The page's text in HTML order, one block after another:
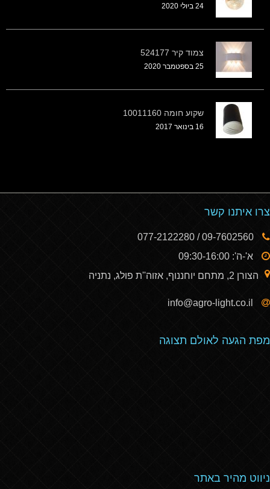
24 ביולי 2020
צמוד קיר 524177
25 בספטמבר 2020
שקוע חומה 10011160
16 בינואר 2017
צרו איתנו קשר
א'-ה': 09:30-16:00
הצורן 2, מתחם יוחננוף, אזוה''ת פולג, נתניה
מפת הגעה לאולם תצוגה
ניווט מהיר באתר